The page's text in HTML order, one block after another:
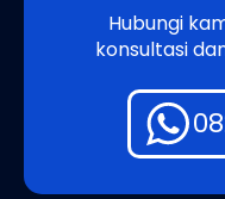
Hubungi
konsultasi